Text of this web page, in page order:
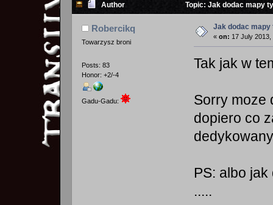
Author Topic: Jak dodac mapy
Robercikq
Towarzysz broni
Posts: 83
Honor: +2/-4
Gadu-Gadu:
Jak dodac mapy
« on: 17 July 2013,
Tak jak w
Sorry moze
dopiero co
PS: albo
.....